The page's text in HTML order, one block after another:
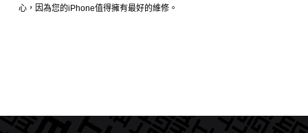
心，因為您的iPhone值得擁有最好的維修。